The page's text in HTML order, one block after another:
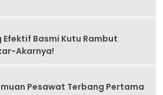
Efektif Basmi Kutu Rambut
Akarnya!
Pesawat Terbang Pertama